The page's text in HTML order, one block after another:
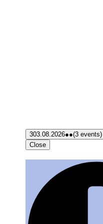
303.08.2026●●(3 events)
Close